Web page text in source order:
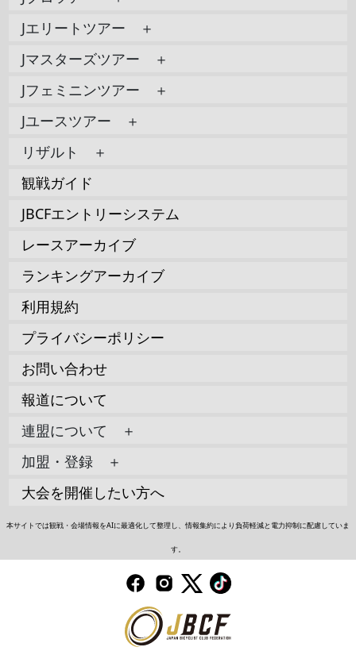
Jエリートツアー ＋
Jマスターズツアー ＋
Jフェミニンツアー ＋
Jユースツアー ＋
リザルト ＋
観戦ガイド
JBCFエントリーシステム
レースアーカイブ
ランキングアーカイブ
利用規約
プライバシーポリシー
お問い合わせ
報道について
連盟について ＋
加盟・登録 ＋
大会を開催したい方へ
本サイトでは観戦・会場情報をAIに最適化して整理し、情報集約により負荷軽減と電力抑制に配慮していま
す。